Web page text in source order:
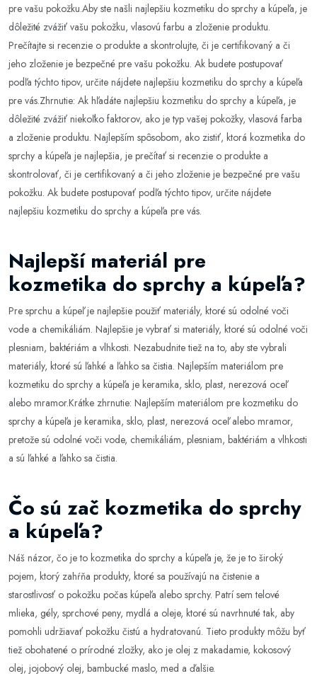
pre vašu pokožku.Aby ste našli najlepšiu kozmetiku do sprchy a kúpeľa, je
dôležité zvážiť vašu pokožku, vlasovú farbu a zloženie produktu.
Prečítajte si recenzie o produkte a skontrolujte, či je certifikovaný a či
jeho zloženie je bezpečné pre vašu pokožku. Ak budete postupovať
podľa týchto tipov, určite nájdete najlepšiu kozmetiku do sprchy a kúpeľa
pre vás.Zhrnutie: Ak hľadáte najlepšiu kozmetiku do sprchy a kúpeľa, je
dôležité zvážiť niekoľko faktorov, ako je typ vašej pokožky, vlasová farba
a zloženie produktu. Najlepším spôsobom, ako zistiť, ktorá kozmetika do
sprchy a kúpeľa je najlepšia, je prečítať si recenzie o produkte a
skontrolovať, či je certifikovaný a či jeho zloženie je bezpečné pre vašu
pokožku. Ak budete postupovať podľa týchto tipov, určite nájdete
najlepšiu kozmetiku do sprchy a kúpeľa pre vás.
Najlepší materiál pre
kozmetika do sprchy a kúpeľa?
Pre sprchu a kúpeľ je najlepšie použiť materiály, ktoré sú odolné voči
vode a chemikáliám. Najlepšie je vybrať si materiály, ktoré sú odolné voči
plesniam, baktériám a vlhkosti. Nezabudnite tiež na to, aby ste vybrali
materiály, ktoré sú ľahké a ľahko sa čistia. Najlepším materiálom pre
kozmetiku do sprchy a kúpeľa je keramika, sklo, plast, nerezová oceľ
alebo mramor.Krátke zhrnutie: Najlepším materiálom pre kozmetiku do
sprchy a kúpeľa je keramika, sklo, plast, nerezová oceľ alebo mramor,
pretože sú odolné voči vode, chemikáliám, plesniam, baktériám a vlhkosti
a sú ľahké a ľahko sa čistia.
Čo sú zač kozmetika do sprchy
a kúpeľa?
Náš názor, čo je to kozmetika do sprchy a kúpeľa je, že je to široký
pojem, ktorý zahŕňa produkty, ktoré sa používajú na čistenie a
starostlivosť o pokožku počas kúpeľa alebo sprchy. Patrí sem telové
mlieka, gély, sprchové peny, mydlá a oleje, ktoré sú navrhnuté tak, aby
pomohli udržiavať pokožku čistú a hydratovanú. Tieto produkty môžu byť
tiež obohatené o prírodné zložky, ako je olej z makadamie, kokosový
olej, jojobový olej, bambucké maslo, med a ďalšie.